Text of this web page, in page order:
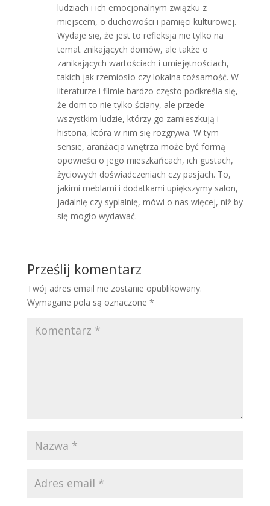
ludziach i ich emocjonalnym związku z
miejscem, o duchowości i pamięci kulturowej.
Wydaje się, że jest to refleksja nie tylko na
temat znikających domów, ale także o
zanikających wartościach i umiejętnościach,
takich jak rzemiosło czy lokalna tożsamość. W
literaturze i filmie bardzo często podkreśla się,
że dom to nie tylko ściany, ale przede
wszystkim ludzie, którzy go zamieszkują i
historia, która w nim się rozgrywa. W tym
sensie, aranżacja wnętrza może być formą
opowieści o jego mieszkańcach, ich gustach,
życiowych doświadczeniach czy pasjach. To,
jakimi meblami i dodatkami upiększymy salon,
jadalnię czy sypialnię, mówi o nas więcej, niż by
się mogło wydawać.
Prześlij komentarz
Twój adres email nie zostanie opublikowany.
Wymagane pola są oznaczone *